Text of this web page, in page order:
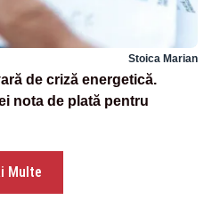
Stoica Marian
de criză energetică.
nota de plată pentru
Multe